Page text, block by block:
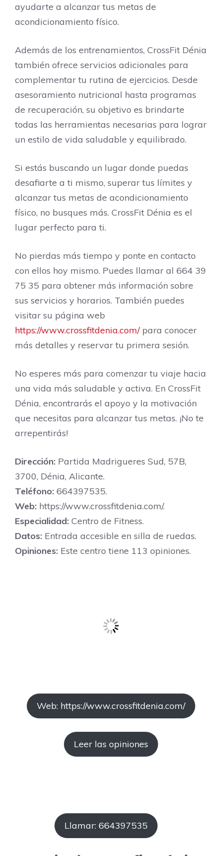
ayudarte a alcanzar tus metas de
acondicionamiento físico.
Además de los entrenamientos, CrossFit Dénia
también ofrece servicios adicionales para
complementar tu rutina de ejercicios. Desde
asesoramiento nutricional hasta programas
de recuperación, su objetivo es brindarte
todas las herramientas necesarias para lograr
un estilo de vida saludable y equilibrado.
Si estás buscando un lugar donde puedas
desafiarte a ti mismo, superar tus límites y
alcanzar tus metas de acondicionamiento
físico, no busques más. CrossFit Dénia es el
lugar perfecto para ti.
No pierdas más tiempo y ponte en contacto
con ellos hoy mismo. Puedes llamar al 664 39
75 35 para obtener más información sobre
sus servicios y horarios. También puedes
visitar su página web
https://www.crossfitdenia.com/para conocer
más detalles y reservar tu primera sesión.
No esperes más para comenzar tu viaje hacia
una vida más saludable y activa. En CrossFit
Dénia, encontrarás el apoyo y la motivación
que necesitas para alcanzar tus metas. ¡No te
arrepentirás!
Dirección: Partida Madrigueres Sud, 57B,
3700, Dénia, Alicante.
Teléfono: 664397535.
Web: https://www.crossfitdenia.com/.
Especialidad: Centro de Fitness.
Datos: Entrada accesible en silla de ruedas.
Opiniones: Este centro tiene 113 opiniones.
Web: https://www.crossfitdenia.com/
Leer las opiniones
Llamar: 664397535